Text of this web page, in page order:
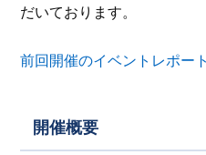
だいております。
前回開催のイベントレポー
開催概要